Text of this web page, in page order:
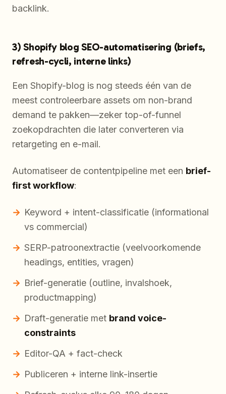
backlink.
3) Shopify blog SEO-automatisering (briefs,
refresh-cycli, interne links)
Een Shopify-blog is nog steeds één van de
meest controleerbare assets om non-brand
demand te pakken—zeker top-of-funnel
zoekopdrachten die later converteren via
retargeting en e-mail.
Automatiseer de contentpipeline met een brief-
first workflow:
Keyword + intent-classificatie (informational
vs commercial)
SERP-patroonextractie (veelvoorkomende
headings, entities, vragen)
Brief-generatie (outline, invalshoek,
productmapping)
Draft-generatie met brand voice-
constraints
Editor-QA + fact-check
Publiceren + interne link-insertie